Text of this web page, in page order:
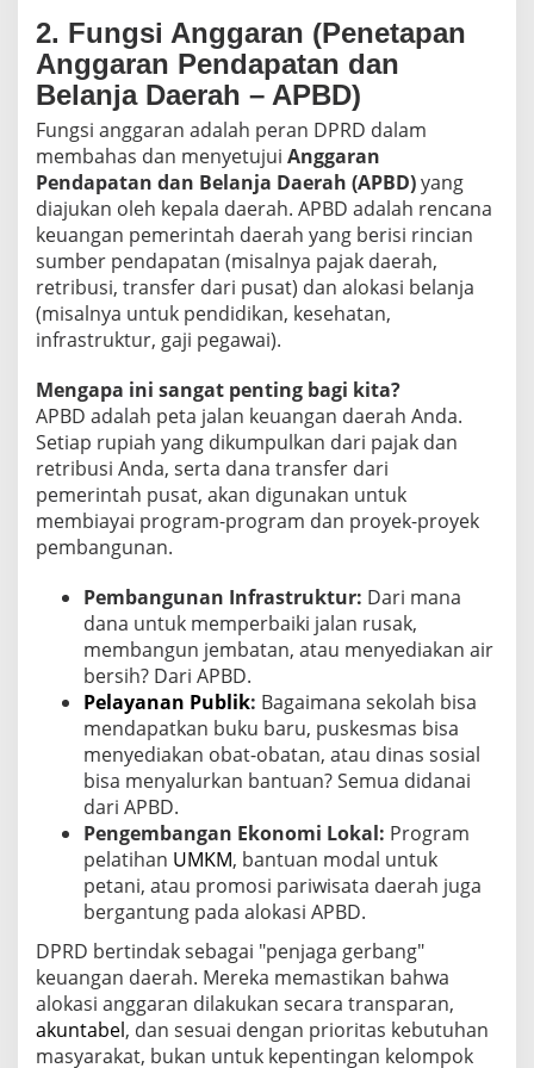
2. Fungsi Anggaran (Penetapan
Anggaran Pendapatan dan
Belanja Daerah – APBD)
Fungsi anggaran adalah peran DPRD dalam
membahas dan menyetujui Anggaran
Pendapatan dan Belanja Daerah (APBD)yang
diajukan oleh kepala daerah. APBD adalah rencana
keuangan pemerintah daerah yang berisi rincian
sumber pendapatan (misalnya pajak daerah,
retribusi, transfer dari pusat) dan alokasi belanja
(misalnya untuk pendidikan, kesehatan,
infrastruktur, gaji pegawai).
Mengapa ini sangat penting bagi kita?
APBD adalah peta jalan keuangan daerah Anda.
Setiap rupiah yang dikumpulkan dari pajak dan
retribusi Anda, serta dana transfer dari
pemerintah pusat, akan digunakan untuk
membiayai program-program dan proyek-proyek
pembangunan.
Pembangunan Infrastruktur: Dari mana
dana untuk memperbaiki jalan rusak,
membangun jembatan, atau menyediakan air
bersih? Dari APBD.
Pelayanan Publik: Bagaimana sekolah bisa
mendapatkan buku baru, puskesmas bisa
menyediakan obat-obatan, atau dinas sosial
bisa menyalurkan bantuan? Semua didanai
dari APBD.
Pengembangan Ekonomi Lokal: Program
pelatihan UMKM, bantuan modal untuk
petani, atau promosi pariwisata daerah juga
bergantung pada alokasi APBD.
DPRD bertindak sebagai "penjaga gerbang"
keuangan daerah. Mereka memastikan bahwa
alokasi anggaran dilakukan secara transparan,
akuntabel, dan sesuai dengan prioritas kebutuhan
masyarakat, bukan untuk kepentingan kelompok